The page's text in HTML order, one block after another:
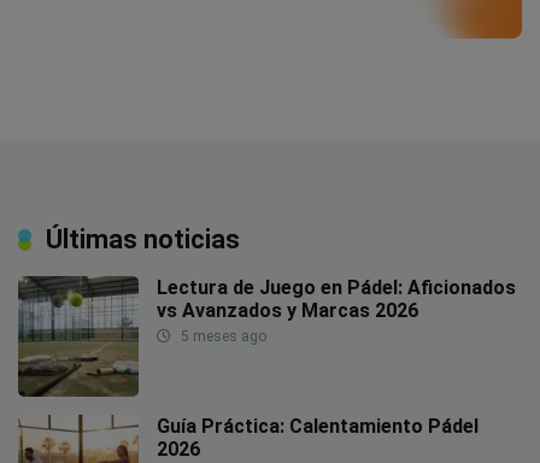
Últimas noticias
Lectura de Juego en Pádel: Aficionados
vs Avanzados y Marcas 2026
5 meses ago
Guía Práctica: Calentamiento Pádel
2026